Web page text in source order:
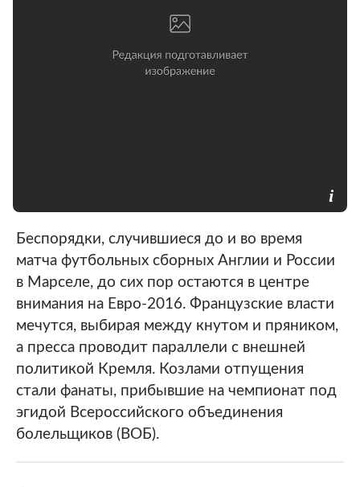
Беспорядки, случившиеся до и во время
матча футбольных сборных Англии и России
в Марселе, до сих пор остаются в центре
внимания на Евро-2016. Французские власти
мечутся, выбирая между кнутом и пряником,
а пресса проводит параллели с внешней
политикой Кремля. Козлами отпущения
стали фанаты, прибывшие на чемпионат под
эгидой Всероссийского объединения
болельщиков (ВОБ).